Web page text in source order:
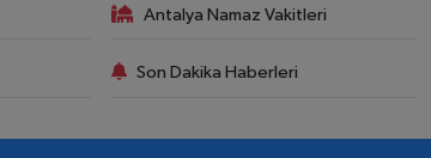
Antalya Namaz Vakitleri
Son Dakika Haberleri